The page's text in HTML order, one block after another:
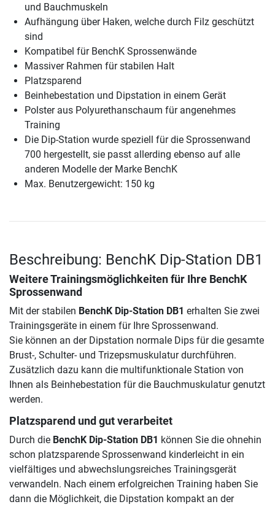
und Bauchmuskeln
Aufhängung über Haken, welche durch Filz geschützt
sind
Kompatibel für BenchK Sprossenwände
Massiver Rahmen für stabilen Halt
Platzsparend
Beinhebestation und Dipstation in einem Gerät
Polster aus Polyurethanschaum für angenehmes
Training
Die Dip-Station wurde speziell für die Sprossenwand
700 hergestellt, sie passt allerding ebenso auf alle
anderen Modelle der Marke BenchK
Max. Benutzergewicht: 150 kg
Beschreibung: BenchK Dip-Station DB1
Weitere Trainingsmöglichkeiten für Ihre BenchK
Sprossenwand
Mit der stabilen BenchK Dip-Station DB1 erhalten Sie zwei
Trainingsgeräte in einem für Ihre Sprossenwand.
Sie können an der Dipstation normale Dips für die gesamte
Brust-, Schulter- und Trizepsmuskulatur durchführen.
Zusätzlich dazu kann die multifunktionale Station von
Ihnen als Beinhebestation für die Bauchmuskulatur genutzt
werden.
Platzsparend und gut verarbeitet
Durch die BenchK Dip-Station DB1 können Sie die ohnehin
schon platzsparende Sprossenwand kinderleicht in ein
vielfältiges und abwechslungsreiches Trainingsgerät
verwandeln. Nach einem erfolgreichen Training haben Sie
dann die Möglichkeit, die Dipstation kompakt an der